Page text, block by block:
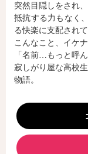
突然目隠しをされ
抵抗する力もなく
る快楽に支配され
こんなこと、イケ
「名前…もっと呼
寂しがり屋な高校
物語。